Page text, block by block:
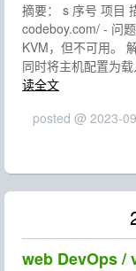
摘要： s 序号 项目
codeboy.com/ - 问
KVM，但不可用。
同时将主机配置为
读全文
posted @ 2023-
web DevOps /